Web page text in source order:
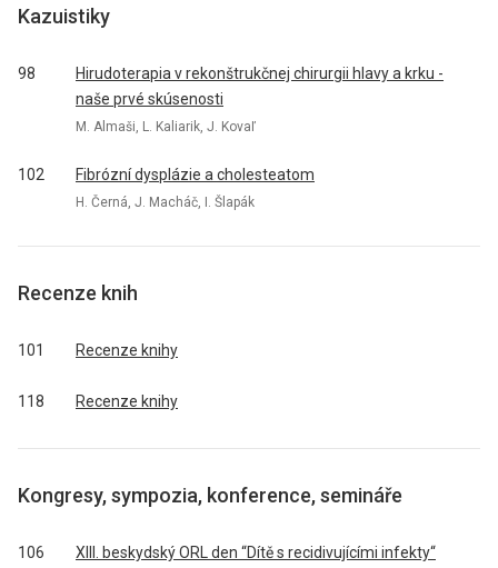
Kazuistiky
98
Hirudoterapia v rekonštrukčnej chirurgii hlavy a krku -
naše prvé skúsenosti
M. Almaši, L. Kaliarik, J. Kovaľ
102 Fibrózní dysplázie a cholesteatom
H. Černá, J. Macháč, I. Šlapák
Recenze knih
101 Recenze knihy
118 Recenze knihy
Kongresy, sympozia, konference, semináře
106 XIII. beskydský ORL den “Dítě s recidivujícími infekty“